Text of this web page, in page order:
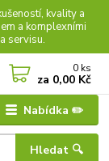
kvality a
a komplexními
servisu.
Nabídka ✏️
Hledat 🔍
0 ks
za 0,00 Kč